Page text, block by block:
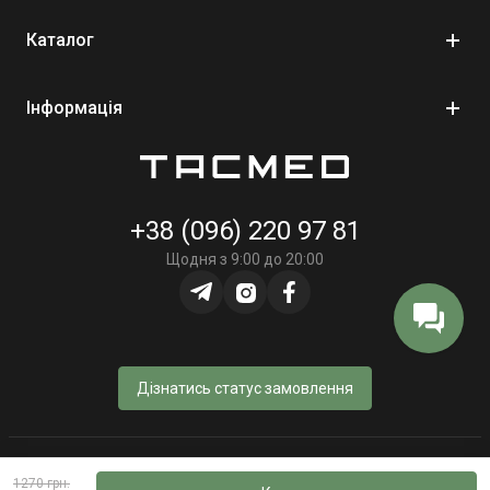
1270 грн.
Каталог
Інформація
+38 (096) 220 97 81
Щодня з 9:00 до 20:00
Дізнатись статус замовлення
© Інтернет-магазин «TacMed» - 2023–2026